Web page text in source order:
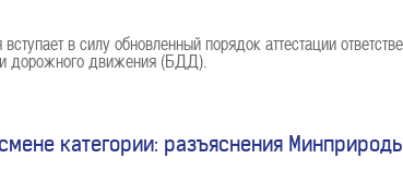
в силу обновленный порядок аттестации
дорожного движения (БДД).
категории: разъяснения